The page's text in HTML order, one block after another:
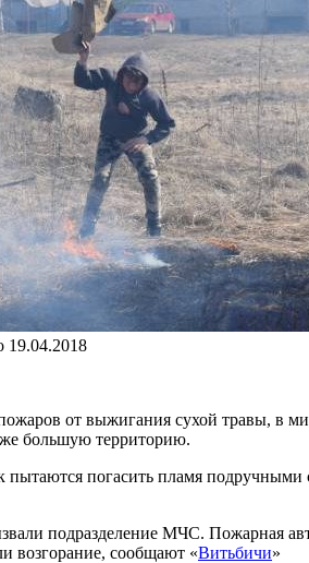
19.04.2018
от выжигания сухой травы, в
большую территорию.
пытаются погасить пламя
подразделение МЧС. Пожарная
возгорание, сообщают «Витьбичи»